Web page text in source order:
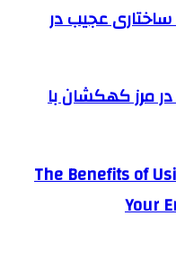
عجیب در
مرز کهکشان با
The Benefits of
Your